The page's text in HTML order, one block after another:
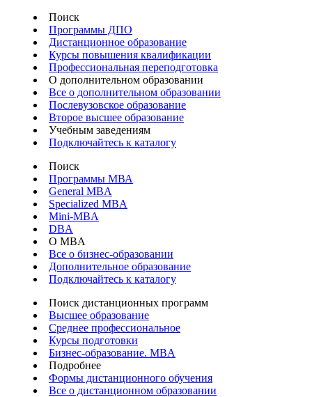
Поиск
Программы ДПО
Дистанционное образование
Курсы повышения квалификации
Профессиональная переподготовка
О дополнительном образовании
Все о дополнительном образовании
Послевузовское образование
Второе высшее образование
Учебным заведениям
Подключайтесь к каталогу
Поиск
Программы МВА
General MBA
Specialized MBA
Mini-MBA
DBA
О MBA
Все о бизнес-образовании
Дополнительное образование
Подключайтесь к каталогу
Поиск дистанционных программ
Высшее образование
Среднее профессиональное
Курсы подготовки
Бизнес-образование. MBA
Подробнее
Формы дистанционного обучения
Все о дистанционном образовании